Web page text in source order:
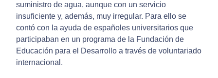
suministro de agua, aunque con un servicio
insuficiente y, además, muy irregular. Para ello se
contó con la ayuda de españoles universitarios que
participaban en un programa de la Fundación de
Educación para el Desarrollo a través de voluntariado
internacional.